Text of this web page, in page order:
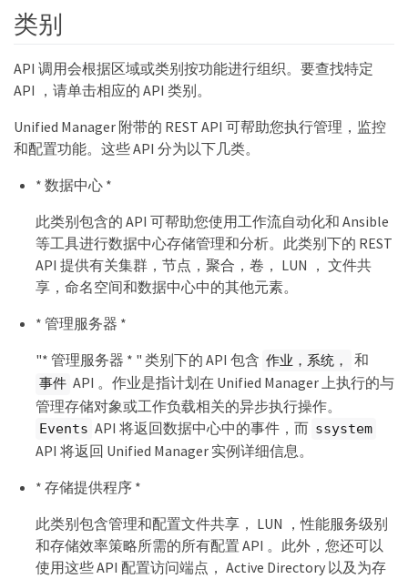
类别
API 调用会根据区域或类别按功能进行组织。要查找特定
API ，请单击相应的 API 类别。
Unified Manager 附带的 REST API 可帮助您执行管理，监控
和配置功能。这些 API 分为以下几类。
* 数据中心 *
此类别包含的 API 可帮助您使用工作流自动化和 Ansible
等工具进行数据中心存储管理和分析。此类别下的 REST
API 提供有关集群，节点，聚合，卷， LUN ， 文件共
享，命名空间和数据中心中的其他元素。
* 管理服务器 *
"* 管理服务器 * " 类别下的 API 包含 作业，系统， 和
事件 API 。作业是指计划在 Unified Manager 上执行的与
管理存储对象或工作负载相关的异步执行操作。
Events API 将返回数据中心中的事件，而 ssystem
API 将返回 Unified Manager 实例详细信息。
* 存储提供程序 *
此类别包含管理和配置文件共享， LUN ，性能服务级别
和存储效率策略所需的所有配置 API 。此外，您还可以
使用这些 API 配置访问端点， Active Directory 以及为存